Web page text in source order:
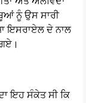
ਨੂੰ ਉਸ ਸਾਰੀ
ਇਸਰਾਏਲ ਦੇ ਨਾਲ
ਇਹ ਸੰਕੇਤ ਸੀ ਕਿ